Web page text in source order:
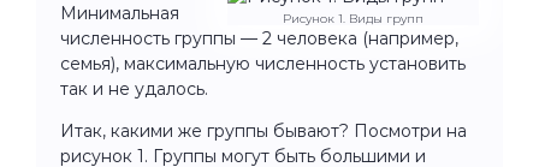
Рисунок 1. Виды групп
Минимальная
численность группы — 2 человека (например,
семья), максимальную численность установить
так и не удалось.
Итак, какими же группы бывают? Посмотри на
рисунок 1. Группы могут быть большими и